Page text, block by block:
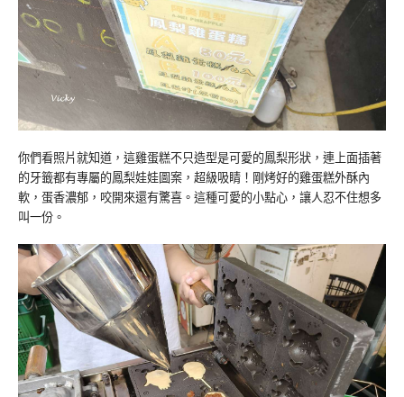
你們看照片就知道，這雞蛋糕不只造型是可愛的鳳梨形狀，連上面插著
的牙籤都有專屬的鳳梨娃娃圖案，超級吸睛！剛烤好的雞蛋糕外酥內
軟，蛋香濃郁，咬開來還有驚喜。這種可愛的小點心，讓人忍不住想多
叫一份。